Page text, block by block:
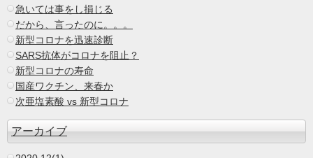
急いては事をし損じる
だから、言ったのに。。。
新型コロナを迅速診断
SARS抗体がコロナを阻止？
新型コロナの寿命
国産ワクチン、来春か
次亜塩素酸 vs 新型コロナ
アーカイブ